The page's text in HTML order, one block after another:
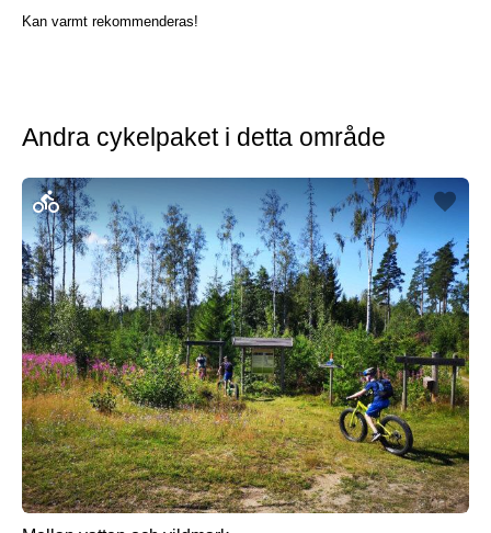
Kan varmt rekommenderas!
Andra cykelpaket i detta område